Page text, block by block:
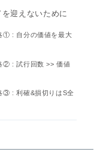
迎えないために
① : 自分の価値を最大
② : 試行回数 >> 価値
③ : 利確&損切りはS全